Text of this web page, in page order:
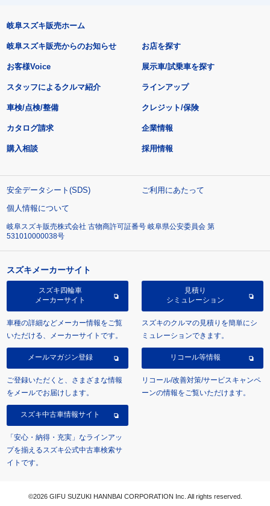
岐阜スズキ販売ホーム
岐阜スズキ販売からのお知らせ
お客様Voice
スタッフによるクルマ紹介
お店を探す
展示車/試乗車を探す
ラインアップ
車検/点検/整備 クレジット/保険
カタログ請求
購入相談
企業情報
採用情報
安全データシート(SDS)
ご利用にあたって
個人情報について
岐阜スズキ販売株式会社 古物商許可証番号 岐阜県公安委員会 第
531010000038号
スズキメーカーサイト
スズキ四輪車
メーカーサイト
車種の詳細などメーカー情報をご覧
いただける、メーカーサイトです。
見積り
シミュレーション
スズキのクルマの見積りを簡単にシ
ミュレーションできます。
メールマガジン登録
ご登録いただくと、さまざまな情報
をメールでお届けします。
リコール等情報
リコール/改善対策/サービスキャンペ
ーンの情報をご覧いただけます。
スズキ中古車情報サイト
「安心・納得・充実」なラインアッ
プを揃えるスズキ公式中古車検索サ
イトです。
©2026 GIFU SUZUKI HANNBAI CORPORATION Inc. All rights reserved.